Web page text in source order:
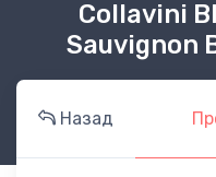
Collavini
Sauvignon
Назад